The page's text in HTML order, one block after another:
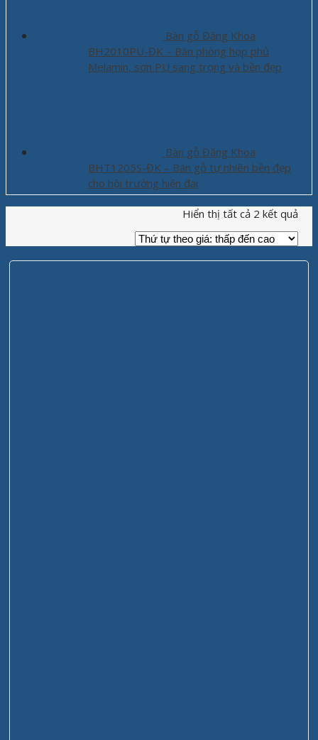
Bàn gỗ Đăng Khoa
BH2010PU-ĐK – Bàn phòng họp phủ
Melamin, sơn PU sang trọng và bền đẹp
Bàn gỗ Đăng Khoa
BHT1205S-ĐK – Bàn gỗ tự nhiên bền đẹp
cho hội trường hiện đại
Hiển thị tất cả 2 kết quả